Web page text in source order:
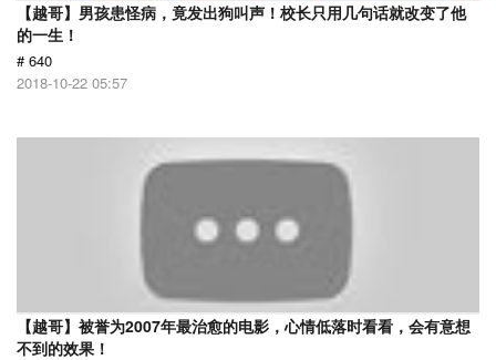
【越哥】男孩患怪病，竟发出狗叫声！校长只用几句话就改变了他
的一生！
# 640
2018-10-22 05:57
【越哥】被誉为2007年最治愈的电影，心情低落时看看，会有意想
不到的效果！